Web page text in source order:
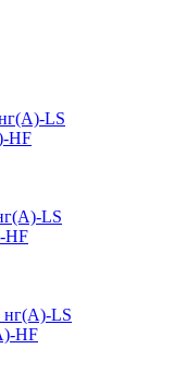
LS
HF
LS
HF
LS
HF